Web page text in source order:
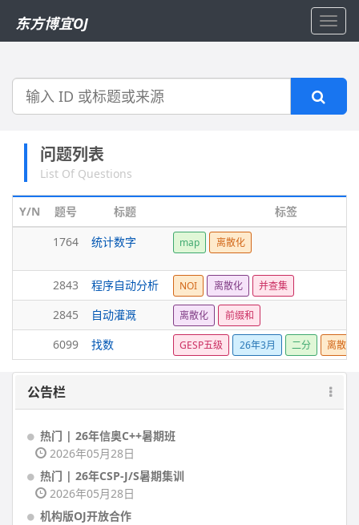
东方博宜OJ
搜
问题列表
List Of Questions
Y/N 题号 标题
标签
1764
统计数字 map 离散化
2843 程序自动分析 NOI 离散化 并查集
2845 自动灌溉 离散化 前缀和
6099 找数 GESP五级 26年3月 二分 离散化
公告栏
热门 | 26年信奥C++暑期班
2026年05月28日
热门 | 26年CSP-J/S暑期集训
2026年05月28日
机构版OJ开放合作